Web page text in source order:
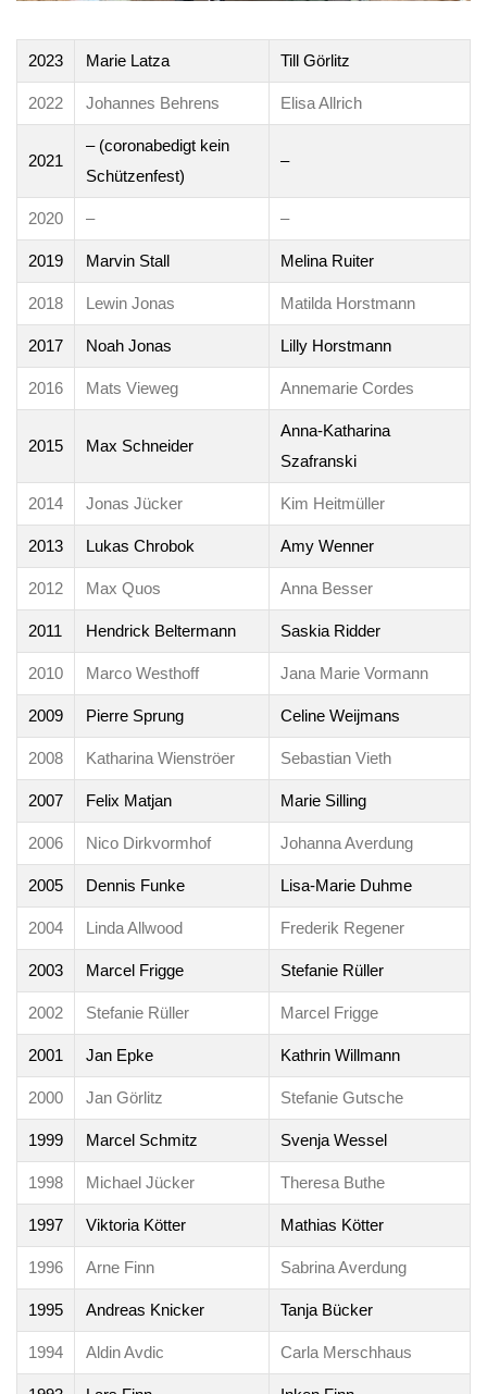
2023 Marie Latza Till Görlitz
2022 Johannes Behrens Elisa Allrich
2021
– (coronabedigt kein
Schützenfest)
–
2020 – –
2019 Marvin Stall Melina Ruiter
2018 Lewin Jonas Matilda Horstmann
2017 Noah Jonas Lilly Horstmann
2016 Mats Vieweg Annemarie Cordes
2015 Max Schneider
Anna-Katharina
Szafranski
2014 Jonas Jücker Kim Heitmüller
2013 Lukas Chrobok Amy Wenner
2012 Max Quos Anna Besser
2011 Hendrick Beltermann Saskia Ridder
2010 Marco Westhoff Jana Marie Vormann
2009 Pierre Sprung Celine Weijmans
2008 Katharina Wienströer Sebastian Vieth
2007 Felix Matjan Marie Silling
2006 Nico Dirkvormhof Johanna Averdung
2005 Dennis Funke Lisa-Marie Duhme
2004 Linda Allwood Frederik Regener
2003 Marcel Frigge Stefanie Rüller
2002 Stefanie Rüller Marcel Frigge
2001 Jan Epke Kathrin Willmann
2000 Jan Görlitz Stefanie Gutsche
1999 Marcel Schmitz Svenja Wessel
1998 Michael Jücker Theresa Buthe
1997 Viktoria Kötter Mathias Kötter
1996 Arne Finn Sabrina Averdung
1995 Andreas Knicker Tanja Bücker
1994 Aldin Avdic Carla Merschhaus